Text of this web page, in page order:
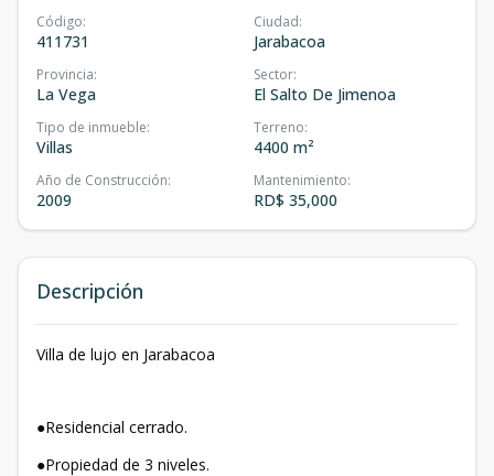
Código:
411731
Ciudad:
Jarabacoa
Provincia:
La Vega
Sector:
El Salto De Jimenoa
Tipo de inmueble:
Villas
Terreno:
4400 m²
Año de Construcción:
2009
Mantenimiento:
RD$ 35,000
Descripción
Villa de lujo en Jarabacoa
●Residencial cerrado.
●Propiedad de 3 niveles.